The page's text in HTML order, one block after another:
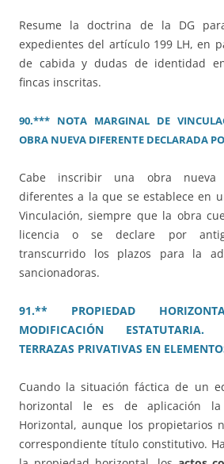
Resume la doctrina de la DG
expedientes del artículo 199 LH, en
de cabida y dudas de identidad
fincas inscritas.
90.*** NOTA MARGINAL DE
OBRA NUEVA DIFERENTE DECLARADA
Cabe inscribir una obra nueva
diferentes a la que se establece en
Vinculación, siempre que la obra
licencia o se declare por
transcurrido los plazos para la
sancionadoras.
91.** PROPIEDAD
MODIFICACIÓN ESTATUTARIA.
TERRAZAS PRIVATIVAS EN
Cuando la situación fáctica de un
horizontal le es de aplicación la
Horizontal, aunque los propietarios
correspondiente título constitutivo.